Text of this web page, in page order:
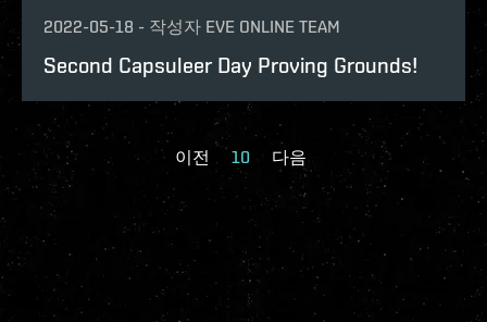
2022-05-18 - 작성자 EVE ONLINE TEAM
Second Capsuleer Day Proving Grounds!
이전 10 다음